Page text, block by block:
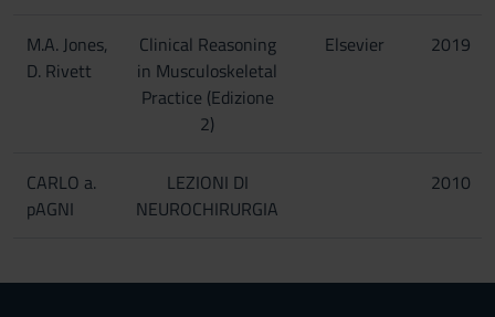
M.A. Jones,
D. Rivett
Clinical Reasoning
in Musculoskeletal
Practice (Edizione
2)
Elsevier 2019
CARLO a.
pAGNI
LEZIONI DI
NEUROCHIRURGIA
2010